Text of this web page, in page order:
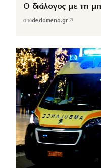
Ο διάλογος με τη
απόdedomeno.gr ↗